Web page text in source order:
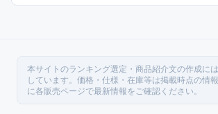
本サイトのランキング選定・商品紹介文の作成に
しています。価格・仕様・在庫等は掲載時点の情
に各販売ページで最新情報をご確認ください。